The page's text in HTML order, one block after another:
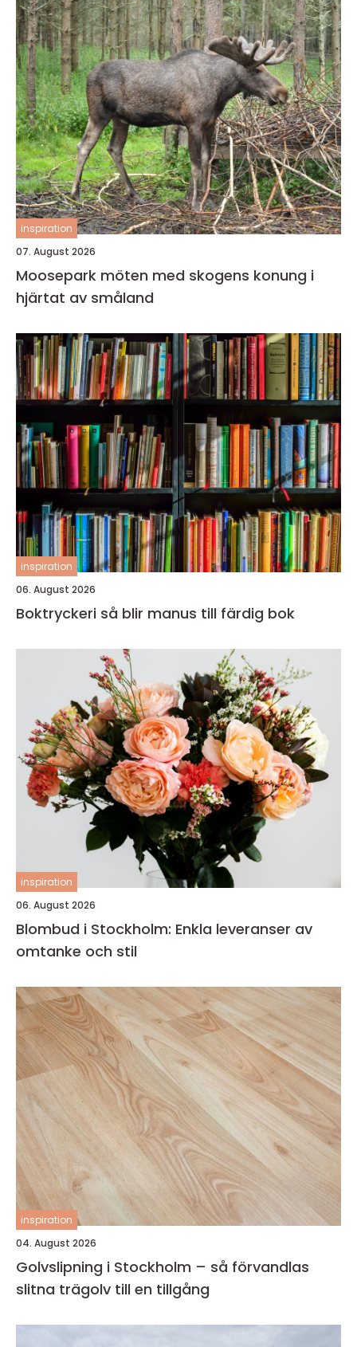
inspiration
07. August 2026
Moosepark möten med skogens konung i
hjärtat av småland
inspiration
06. August 2026
Boktryckeri så blir manus till färdig bok
inspiration
06. August 2026
Blombud i Stockholm: Enkla leveranser av
omtanke och stil
inspiration
04. August 2026
Golvslipning i Stockholm – så förvandlas
slitna trägolv till en tillgång